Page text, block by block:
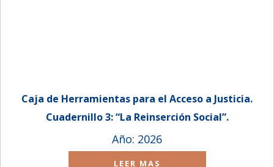
Caja de Herramientas para el Acceso a Justicia.
Cuadernillo 3: “La Reinserción Social”.
Año: 2026
LEER MAS